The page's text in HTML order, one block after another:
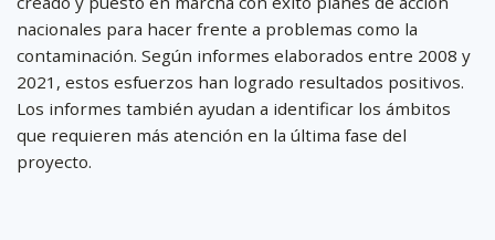
nacionales para hacer frente a problemas como la
contaminación. Según informes elaborados entre 2008 y
2021, estos esfuerzos han logrado resultados positivos.
Los informes también ayudan a identificar los ámbitos
que requieren más atención en la última fase del
proyecto.